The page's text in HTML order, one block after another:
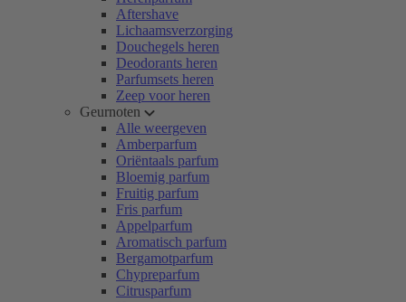
Aftershave
Lichaamsverzorging
Douchegels heren
Deodorants heren
Parfumsets heren
Zeep voor heren
Geurnoten
Alle weergeven
Amberparfum
Oriëntaals parfum
Bloemig parfum
Fruitig parfum
Fris parfum
Appelparfum
Aromatisch parfum
Bergamotparfum
Chypreparfum
Citrusparfum